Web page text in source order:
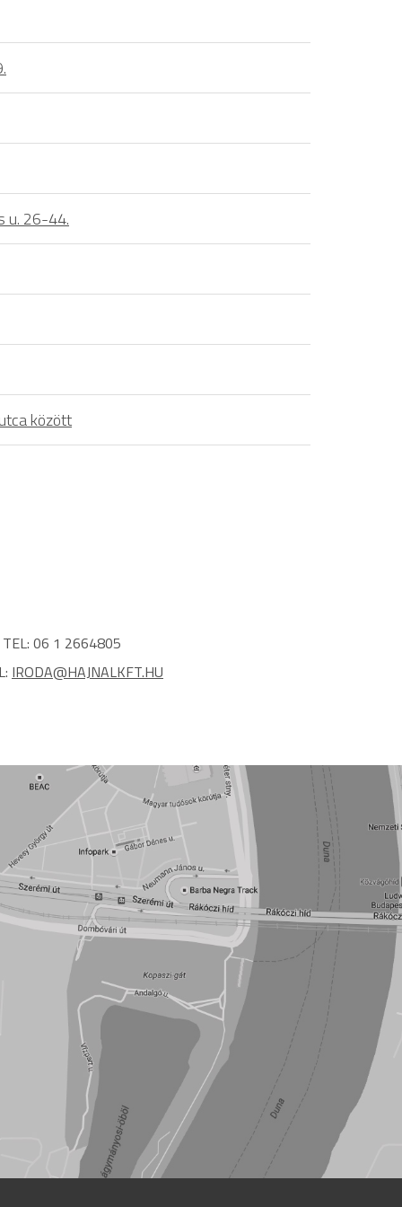
u. 26-44.
között
TEL: 06 1 2664805
IRODA@HAJNALKFT.HU